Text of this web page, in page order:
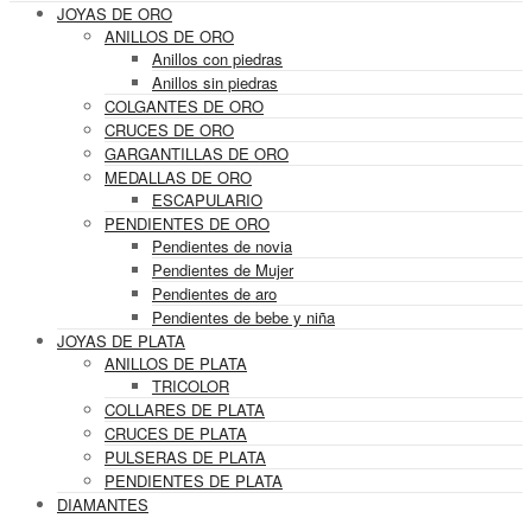
JOYAS DE ORO
ANILLOS DE ORO
Anillos con piedras
Anillos sin piedras
COLGANTES DE ORO
CRUCES DE ORO
GARGANTILLAS DE ORO
MEDALLAS DE ORO
ESCAPULARIO
PENDIENTES DE ORO
Pendientes de novia
Pendientes de Mujer
Pendientes de aro
Pendientes de bebe y niña
JOYAS DE PLATA
ANILLOS DE PLATA
TRICOLOR
COLLARES DE PLATA
CRUCES DE PLATA
PULSERAS DE PLATA
PENDIENTES DE PLATA
DIAMANTES